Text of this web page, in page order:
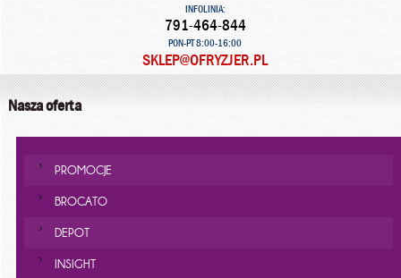
INFOLINIA:
791-464-844
PON-PT 8:00-16:00
SKLEP@OFRYZJER.PL
Nasza oferta
PROMOCJE
BROCATO
DEPOT
INSIGHT